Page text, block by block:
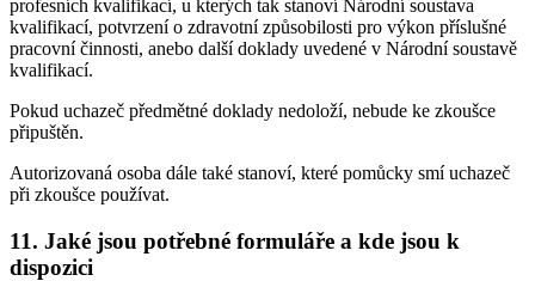
profesních kvalifikací, u kterých tak stanoví Národní soustava
kvalifikací, potvrzení o zdravotní způsobilosti pro výkon příslušné
pracovní činnosti, anebo další doklady uvedené v Národní soustavě
kvalifikací.
Pokud uchazeč předmětné doklady nedoloží, nebude ke zkoušce
připuštěn.
Autorizovaná osoba dále také stanoví, které pomůcky smí uchazeč
při zkoušce používat.
11. Jaké jsou potřebné formuláře a kde jsou k
dispozici